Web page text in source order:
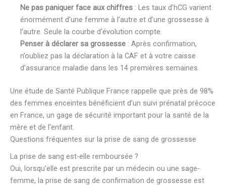
Ne pas paniquer face aux chiffres : Les taux d’hCG varient
énormément d’une femme à l’autre et d’une grossesse à
l’autre. Seule la courbe d’évolution compte.
Penser à déclarer sa grossesse : Après confirmation,
n’oubliez pas la déclaration à la CAF et à votre caisse
d’assurance maladie dans les 14 premières semaines.
Une étude de Santé Publique France rappelle que près de 98%
des femmes enceintes bénéficient d’un suivi prénatal précoce
en France, un gage de sécurité important pour la santé de la
mère et de l’enfant.
Questions fréquentes sur la prise de sang de grossesse
La prise de sang est-elle remboursée ?
Oui, lorsqu’elle est prescrite par un médecin ou une sage-
femme, la prise de sang de confirmation de grossesse est